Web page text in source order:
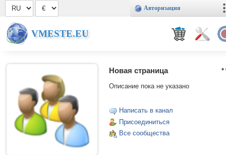
Авторизация
VMESTE.EU
Новая страница
Описание пока не указано
Написать в канал
Присоединиться
Все сообщества